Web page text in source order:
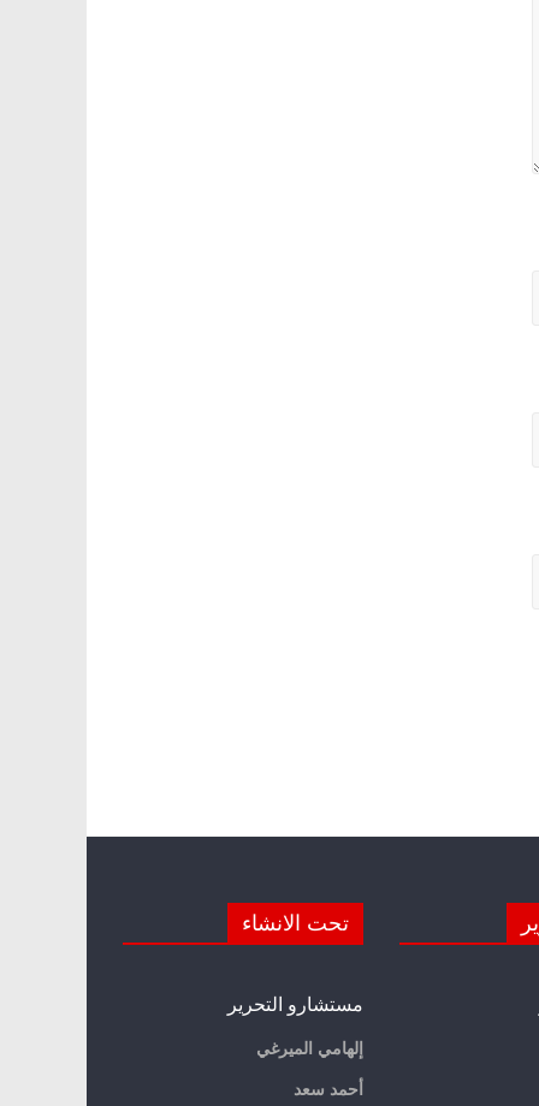
تحت الانشاء
مستشارو التحرير
إلهامي الميرغي
أحمد سعد